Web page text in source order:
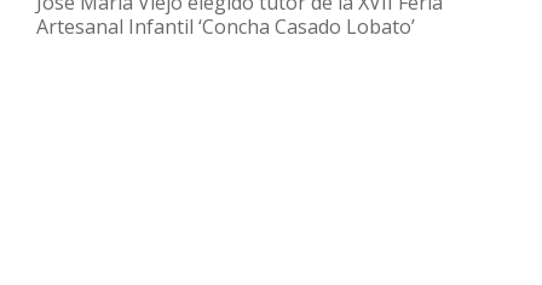
Artesanal Infantil ‘Concha Casado Lobato’